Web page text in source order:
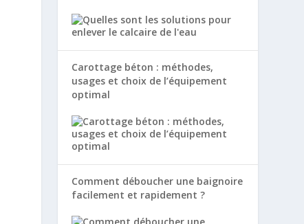
Carottage béton : méthodes,
usages et choix de l’équipement
optimal
Comment déboucher une baignoire
facilement et rapidement ?